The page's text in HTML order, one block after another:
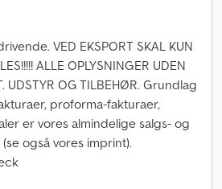
VED EKSPORT SKAL KUN
ALLE OPLYSNINGER UDEN
UDSTYR OG TILBEHØR. Grundlag
proforma-fakturaer,
er vores almindelige salgs- og
også vores imprint).